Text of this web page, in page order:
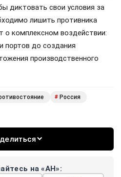
диктовать свои условия за
лишить противника
о комплексном воздействии:
портов до создания
производственного
# Россия
на «АН»: